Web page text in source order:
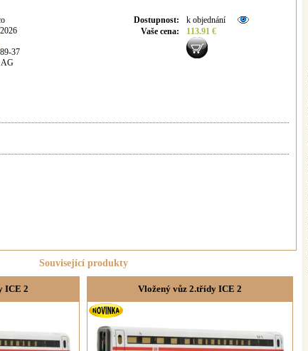
37
Dostupnost:
k objednání
Vaše cena: 113.91 €
Související produkty
ICE 2 Vložený vůz 2.třídy ICE 2